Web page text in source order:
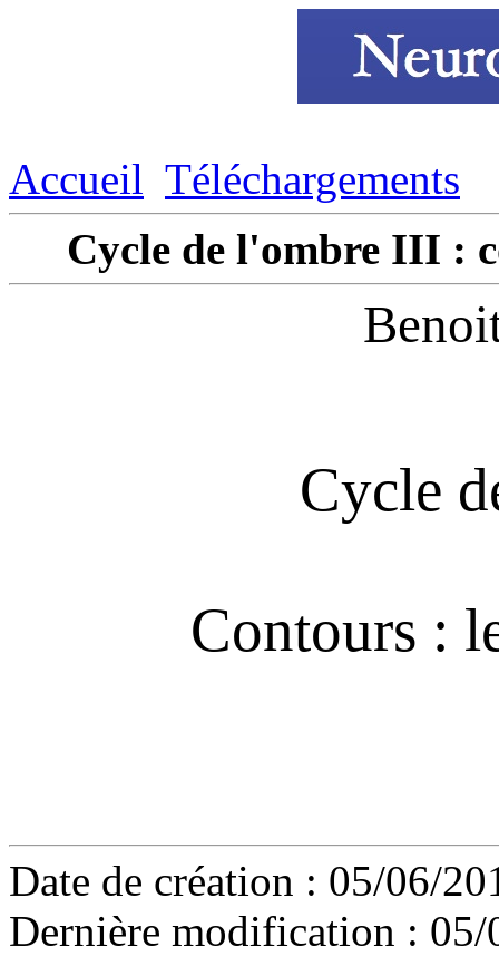
Accueil Téléchargements
Cycle de l'ombre III :
Cycle
Contours :
Date de création : 05/06/
Dernière modification :